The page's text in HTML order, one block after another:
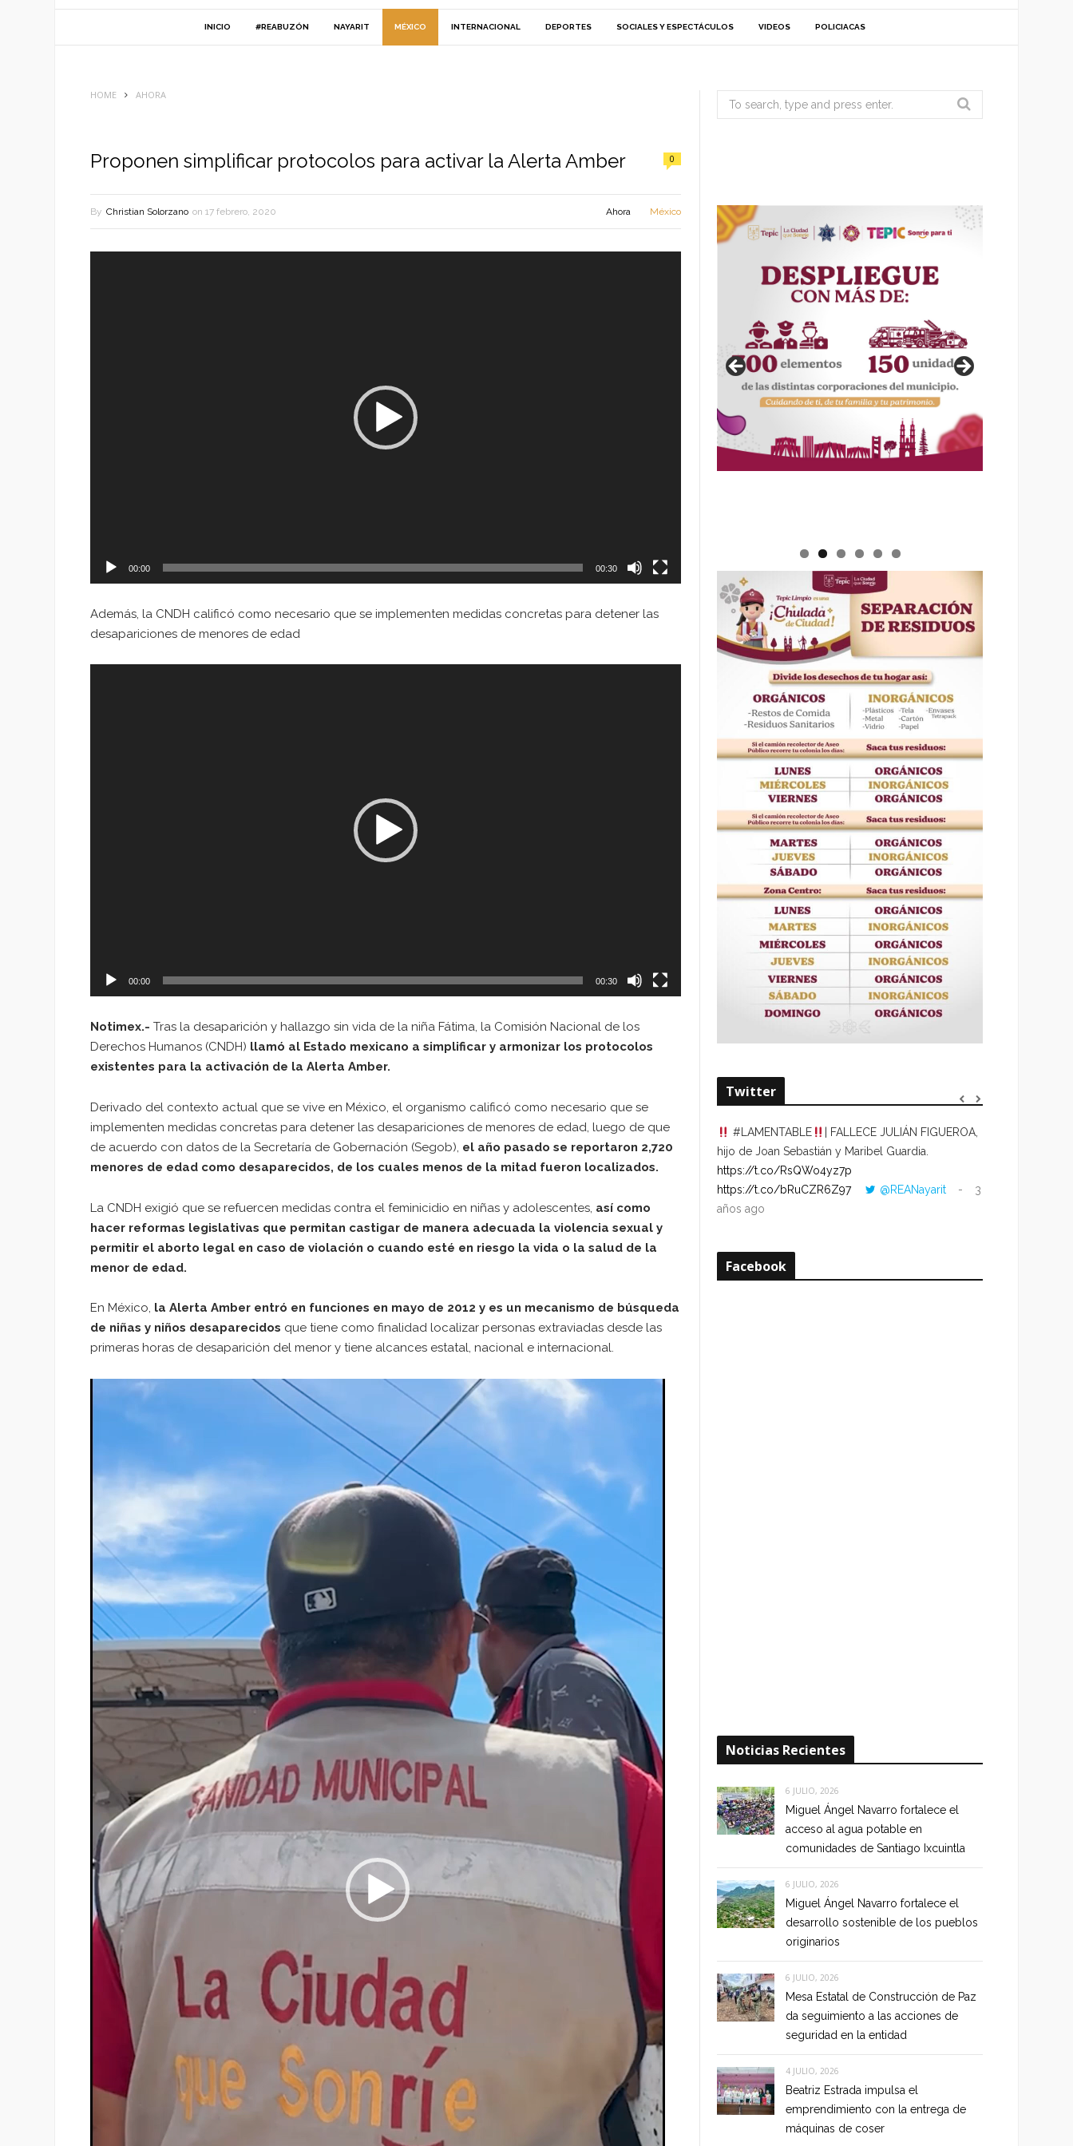
INICIO #REABUZÓN NAYARIT MÉXICO INTERNACIONAL DEPORTES SOCIALES Y ESPECTÁCULOS VIDEOS POLICIACAS
HOME AHORA
Proponen simplificar protocolos para activar la Alerta Amber 0
By Christian Solorzano on 17 febrero, 2020 Ahora México
00:00 00:30
Además, la CNDH calificó como necesario que se implementen medidas concretas para detener las
desapariciones de menores de edad
00:00 00:30
Notimex.- Tras la desaparición y hallazgo sin vida de la niña Fátima, la Comisión Nacional de los
Derechos Humanos (CNDH) llamó al Estado mexicano a simplificar y armonizar los protocolos
existentes para la activación de la Alerta Amber.
Derivado del contexto actual que se vive en México, el organismo calificó como necesario que se
implementen medidas concretas para detener las desapariciones de menores de edad, luego de que
de acuerdo con datos de la Secretaría de Gobernación (Segob), el año pasado se reportaron 2,720
menores de edad como desaparecidos, de los cuales menos de la mitad fueron localizados.
La CNDH exigió que se refuercen medidas contra el feminicidio en niñas y adolescentes, así como
hacer reformas legislativas que permitan castigar de manera adecuada la violencia sexual y
permitir el aborto legal en caso de violación o cuando esté en riesgo la vida o la salud de la
menor de edad.
En México, la Alerta Amber entró en funciones en mayo de 2012 y es un mecanismo de búsqueda
de niñas y niños desaparecidos que tiene como finalidad localizar personas extraviadas desde las
primeras horas de desaparición del menor y tiene alcances estatal, nacional e internacional.
Reproductor
Search
for:
Twitter
#LAMENTABLE
| FALLECE JULIÁN FIGUEROA,
hijo de Joan Sebastián y Maribel Guardia.
https://t.co/RsQWo4yz7p
https://t.co/bRuCZR6Z97
@REANayarit
3
años ago
Facebook
Noticias Recientes
6 JULIO, 2026
Miguel Ángel Navarro fortalece el
acceso al agua potable en
comunidades de Santiago Ixcuintla
6 JULIO, 2026
Miguel Ángel Navarro fortalece el
desarrollo sostenible de los pueblos
originarios
6 JULIO, 2026
Mesa Estatal de Construcción de Paz
da seguimiento a las acciones de
seguridad en la entidad
4 JULIO, 2026
Beatriz Estrada impulsa el
emprendimiento con la entrega de
máquinas de coser